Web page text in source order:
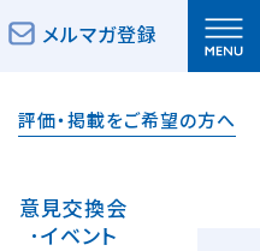
意見交換会
･イベント
メルマガ登録
評価・掲載をご希望の方へ